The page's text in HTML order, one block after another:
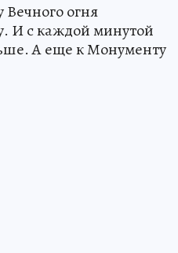
Вечного огня
И с каждой минутой
А еще к Монументу